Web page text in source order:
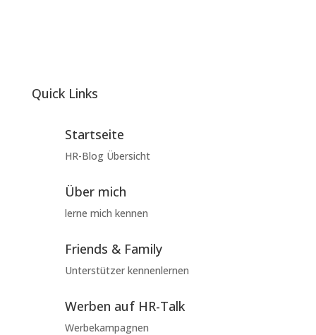
Quick Links
Startseite
HR-Blog Übersicht
Über mich
lerne mich kennen
Friends & Family
Unterstützer kennenlernen
Werben auf HR-Talk
Werbekampagnen